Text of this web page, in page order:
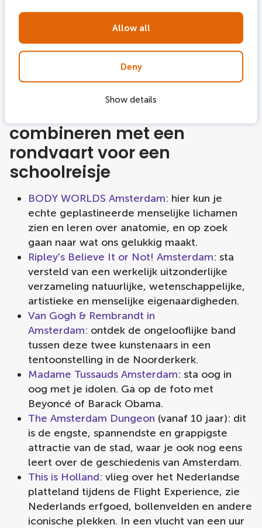
Allow all
Deny
Show details
Beste combinatie van
combineren met een
rondvaart voor een
schoolreisje
BODY WORLDS Amsterdam: hier kun je
echte geplastineerde menselijke lichamen
zien en leren over anatomie, en op zoek
gaan naar wat ons gelukkig maakt.
Ripley's Believe It or Not! Amsterdam: sta
versteld van een werkelijk uitzonderlijke
verzameling natuurlijke, wetenschappelijke,
artistieke en menselijke eigenaardigheden.
Van Gogh & Rembrandt in
Amsterdam: ontdek de ongelooflijke band
tussen deze twee kunstenaars in een
tentoonstelling in de Noorderkerk.
Madame Tussauds Amsterdam: sta oog in
oog met je idolen. Ga op de foto met
Beyoncé of Barack Obama.
The Amsterdam Dungeon (vanaf 10 jaar): dit
is de engste, spannendste en grappigste
attractie van de stad, waar je ook nog eens
leert over de geschiedenis van Amsterdam.
This is Holland: vlieg over het Nederlandse
platteland tijdens de Flight Experience, zie
Nederlands erfgoed, bollenvelden en andere
iconische plekken. In een vlucht van een uur